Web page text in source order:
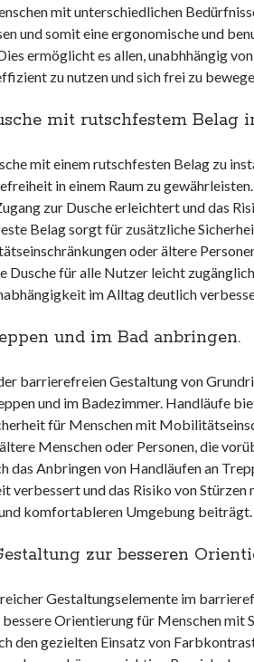
mit unterschiedlichen
und somit eine ergonomische und
ermöglicht es allen, unabhhängig
zu nutzen und sich frei zu
mit rutschfestem Belag
mit einem rutschfesten Belag zu
in einem Raum zu
zur Dusche erleichtert und das
Belag sorgt für zusätzliche
oder ältere
Dusche für alle Nutzer leicht
im Alltag deutlich
und im Bad anbringen.
barrierefreien Gestaltung von
und im Badezimmer. Handläufe
für Menschen mit
Menschen oder Personen, die
das Anbringen von Handläufen an
verbessert und das Risiko von Stürzen
komfortableren Umgebung beiträgt.
zur besseren
Gestaltungselemente im
bessere Orientierung für Menschen mit
den gezielten Einsatz von